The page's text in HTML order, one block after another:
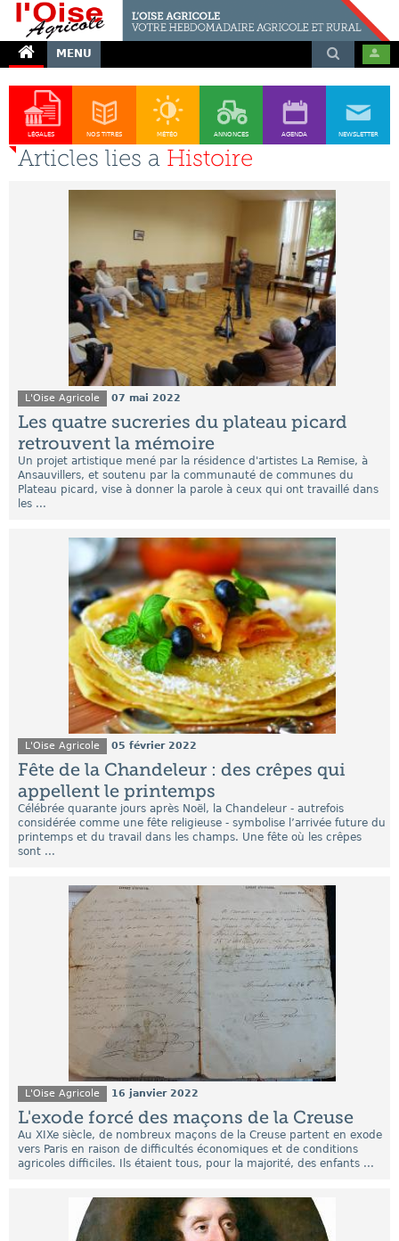
MENU
LÉGALES NOS TITRES MÉTÉO ANNONCES AGENDA NEWSLETTER
Articles lies a Histoire
L'Oise Agricole 07 mai 2022
Les quatre sucreries du plateau picard
retrouvent la mémoire
Un projet artistique mené par la résidence d'artistes La Remise, à
Ansauvillers, et soutenu par la communauté de communes du
Plateau picard, vise à donner la parole à ceux qui ont travaillé dans
les ...
L'Oise Agricole 05 février 2022
Fête de la Chandeleur : des crêpes qui
appellent le printemps
Célébrée quarante jours après Noël, la Chandeleur - autrefois
considérée comme une fête religieuse - symbolise l’arrivée future du
printemps et du travail dans les champs. Une fête où les crêpes
sont ...
L'Oise Agricole 16 janvier 2022
L'exode forcé des maçons de la Creuse
Au XIXe siècle, de nombreux maçons de la Creuse partent en exode
vers Paris en raison de difficultés économiques et de conditions
agricoles difficiles. Ils étaient tous, pour la majorité, des enfants ...